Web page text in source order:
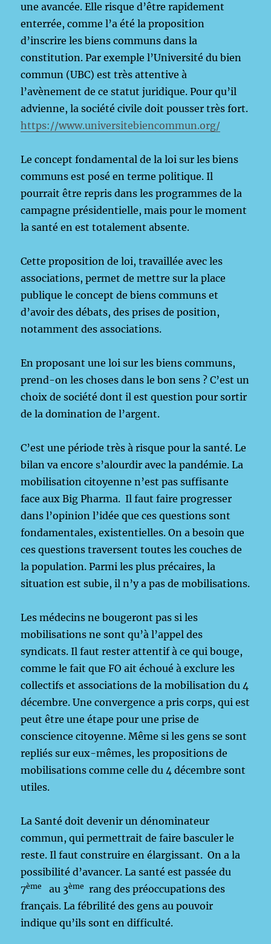
une avancée. Elle risque d’être rapidement
enterrée, comme l’a été la proposition
d’inscrire les biens communs dans la
constitution. Par exemple l’Université du bien
commun (UBC) est très attentive à
l’avènement de ce statut juridique. Pour qu’il
advienne, la société civile doit pousser très fort.
https://www.universitebiencommun.org/
Le concept fondamental de la loi sur les biens
communs est posé en terme politique. Il
pourrait être repris dans les programmes de la
campagne présidentielle, mais pour le moment
la santé en est totalement absente.
Cette proposition de loi, travaillée avec les
associations, permet de mettre sur la place
publique le concept de biens communs et
d’avoir des débats, des prises de position,
notamment des associations.
En proposant une loi sur les biens communs,
prend-on les choses dans le bon sens ? C’est un
choix de société dont il est question pour sortir
de la domination de l’argent.
C’est une période très à risque pour la santé. Le
bilan va encore s’alourdir avec la pandémie. La
mobilisation citoyenne n’est pas suffisante
face aux Big Pharma. Il faut faire progresser
dans l’opinion l’idée que ces questions sont
fondamentales, existentielles. On a besoin que
ces questions traversent toutes les couches de
la population. Parmi les plus précaires, la
situation est subie, il n’y a pas de mobilisations.
Les médecins ne bougeront pas si les
mobilisations ne sont qu’à l’appel des
syndicats. Il faut rester attentif à ce qui bouge,
comme le fait que FO ait échoué à exclure les
collectifs et associations de la mobilisation du 4
décembre. Une convergence a pris corps, qui est
peut être une étape pour une prise de
conscience citoyenne. Même si les gens se sont
repliés sur eux-mêmes, les propositions de
mobilisations comme celle du 4 décembre sont
utiles.
La Santé doit devenir un dénominateur
commun, qui permettrait de faire basculer le
reste. Il faut construire en élargissant. On a la
possibilité d’avancer. La santé est passée du
7ème au 3ème rang des préoccupations des
français. La fébrilité des gens au pouvoir
indique qu’ils sont en difficulté.